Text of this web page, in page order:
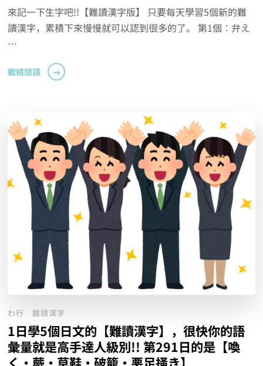
來記一下生字吧!!【難讀漢字版】 只要每天學習5個新的難
讀漢字，累積下來慢慢就可以認到很多的了。 第1個︰弁え
…
繼續閱讀
わ行 難讀漢字
1日學5個日文的【難讀漢字】，很快你的語
彙量就是高手達人級別!! 第291日的是【喚
く‧蕨‧草鞋‧破籠‧悪足掻き】